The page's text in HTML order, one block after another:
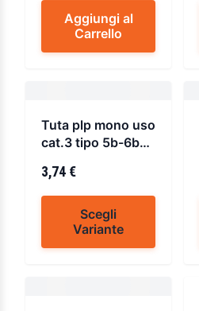
Aggiungi al
Carrello
Tuta plp mono uso
cat.3 tipo 5b-6b
3,74 €
Scegli
Variante